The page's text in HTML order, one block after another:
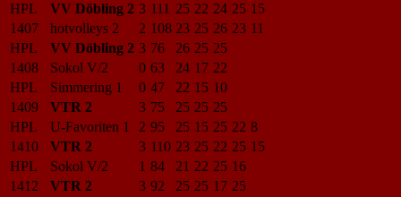
HPL
VV Döbling 2 3 111 25 22 24 25 15
1407
hotvolleys 2 2 108 23 25 26 23 11
HPL
VV Döbling 2 3 76 26 25 25
1408
Sokol V/2 0 63 24 17 22
HPL
Simmering 1 0 47 22 15 10
1409
VTR 2 3 75 25 25 25
HPL
U-Favoriten 1 2 95 25 15 25 22 8
1410
VTR 2 3 110 23 25 22 25 15
HPL
Sokol V/2 1 84 21 22 25 16
1412
VTR 2 3 92 25 25 17 25